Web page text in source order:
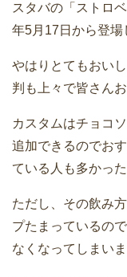
スタバの「ストロ
年5月17日から登場
やはりとてもおい
判も上々で皆さん
カスタムはチョコ
追加できるのでお
ている人も多かっ
ただし、その飲み
プたまっているの
なくなってしまいま